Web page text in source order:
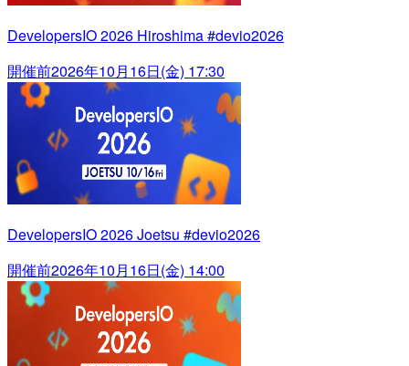
DevelopersIO 2026 Hiroshima #devio2026
開催前2026年10月16日(金) 17:30
DevelopersIO 2026 Joetsu #devio2026
開催前2026年10月16日(金) 14:00